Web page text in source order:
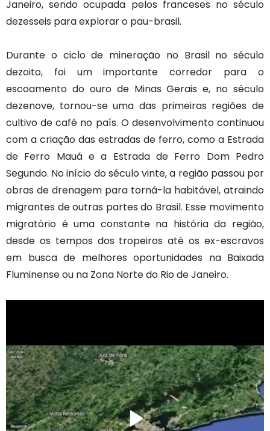
Janeiro, sendo ocupada pelos franceses no século
dezesseis para explorar o pau-brasil.
Durante o ciclo de mineração no Brasil no século
dezoito, foi um importante corredor para o
escoamento do ouro de Minas Gerais e, no século
dezenove, tornou-se uma das primeiras regiões de
cultivo de café no país. O desenvolvimento continuou
com a criação das estradas de ferro, como a Estrada
de Ferro Mauá e a Estrada de Ferro Dom Pedro
Segundo. No início do século vinte, a região passou por
obras de drenagem para torná-la habitável, atraindo
migrantes de outras partes do Brasil. Esse movimento
migratório é uma constante na história da região,
desde os tempos dos tropeiros até os ex-escravos
em busca de melhores oportunidades na Baixada
Fluminense ou na Zona Norte do Rio de Janeiro.